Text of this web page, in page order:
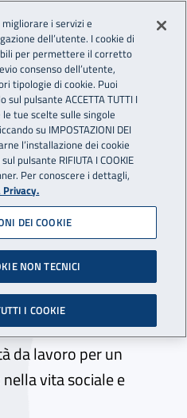
Nazionale
Apri cerca
e Accordi
tra Inail
Cip e Anmil
a diffondere la
dell’attività sportiva tra
da lavoro per un
vita sociale e
i servizi e
dell’utente. I cookie di
per permettere il corretto
consenso dell’utente,
tipologie di cookie. Puoi
pulsante ACCETTA TUTTI I
tue scelte sulle singole
su IMPOSTAZIONI DEI
l’installazione dei cookie
pulsante RIFIUTA I COOKIE
Per conoscere i dettagli,
DEI COOKIE
NON TECNICI
I COOKIE